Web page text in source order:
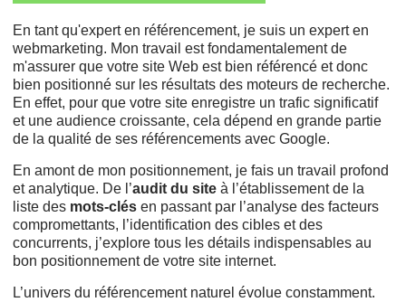
En tant qu'expert en référencement, je suis un expert en
webmarketing. Mon travail est fondamentalement de
m'assurer que votre site Web est bien référencé et donc
bien positionné sur les résultats des moteurs de recherche.
En effet, pour que votre site enregistre un trafic significatif
et une audience croissante, cela dépend en grande partie
de la qualité de ses référencements avec Google.
En amont de mon positionnement, je fais un travail profond
et analytique. De l’audit du site à l’établissement de la
liste des mots-clés en passant par l’analyse des facteurs
compromettants, l’identification des cibles et des
concurrents, j’explore tous les détails indispensables au
bon positionnement de votre site internet.
L’univers du référencement naturel évolue constamment.